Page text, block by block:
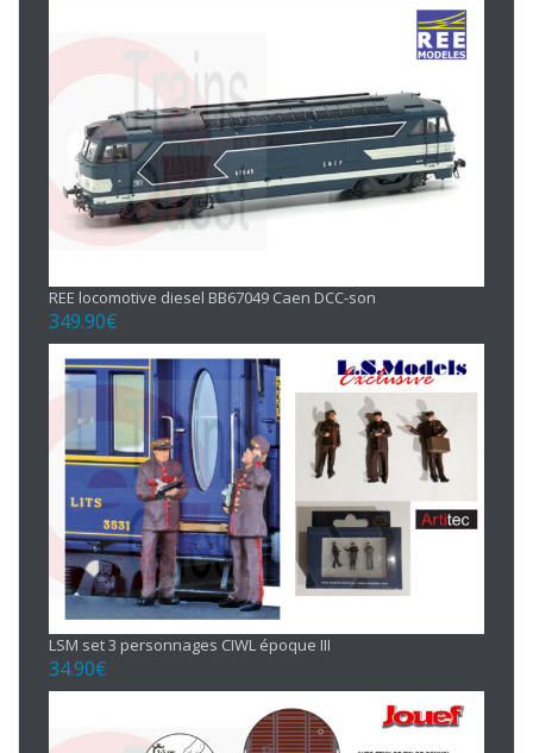
REE locomotive diesel BB67049 Caen DCC-son
349.90€
LSM set 3 personnages CIWL époque III
34.90€